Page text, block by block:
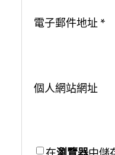
電子郵件地址 *
個人網站網址